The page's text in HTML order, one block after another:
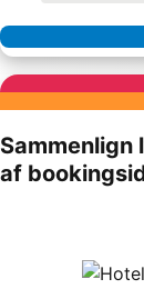
Vores partnere
af